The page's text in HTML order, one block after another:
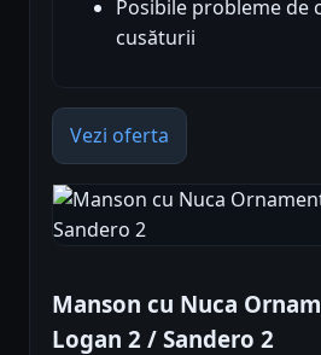
Posibile probleme de
cusăturii
Vezi oferta
Manson cu Nuca
Logan 2 / Sandero 2